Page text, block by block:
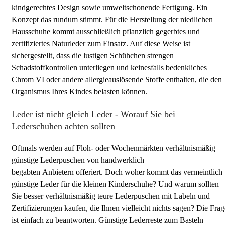
kindgerechtes Design sowie umweltschonende Fertigung. Ein
Konzept das rundum stimmt. Für die Herstellung der niedlichen
Hausschuhe kommt ausschließlich pflanzlich gegerbtes und
zertifiziertes Naturleder zum Einsatz. Auf diese Weise ist
sichergestellt, dass die lustigen Schühchen strengen
Schadstoffkontrollen unterliegen und keinesfalls bedenkliches
Chrom VI oder andere allergieauslösende Stoffe enthalten, die den
Organismus Ihres Kindes belasten können.
Leder ist nicht gleich Leder - Worauf Sie bei
Lederschuhen achten sollten
Oftmals werden auf Floh- oder Wochenmärkten verhältnismäßig
günstige Lederpuschen von handwerklich
begabten Anbietern offeriert. Doch woher kommt das vermeintlich
günstige Leder für die kleinen Kinderschuhe? Und warum sollten
Sie besser verhältnismäßig teure Lederpuschen mit Labeln und
Zertifizierungen kaufen, die Ihnen vielleicht nichts sagen? Die
ist einfach zu beantworten. Günstige Lederreste zum Basteln